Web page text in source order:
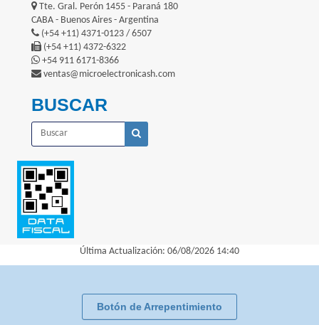
Tte. Gral. Perón 1455 - Paraná 180
CABA - Buenos Aires - Argentina
(+54 +11) 4371-0123 / 6507
(+54 +11) 4372-6322
+54 911 6171-8366
ventas@microelectronicash.com
BUSCAR
Última Actualización: 06/08/2026 14:40
Botón de Arrepentimiento